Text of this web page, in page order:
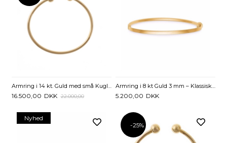
16.500,00 DKK 22.000,00 5.200,00 DKK
Nyhed
-25%